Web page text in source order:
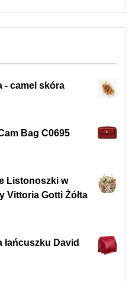
- camel skóra
Bag C0695
Listonoszki w
Vittoria Gotti Żółta
David